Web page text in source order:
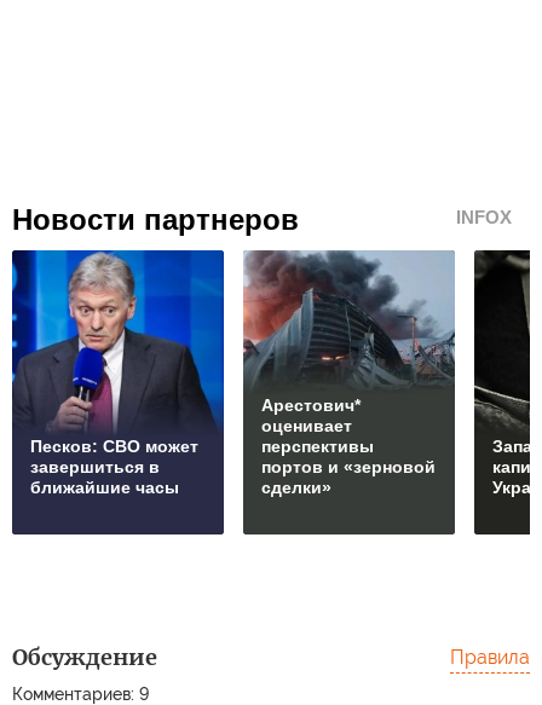
Новости партнеров INFOX
Песков: СВО может
завершиться в
ближайшие часы
Арестович*
оценивает
перспективы
портов и «зерновой
сделки»
Обсуждение
Комментариев: 9
Правила